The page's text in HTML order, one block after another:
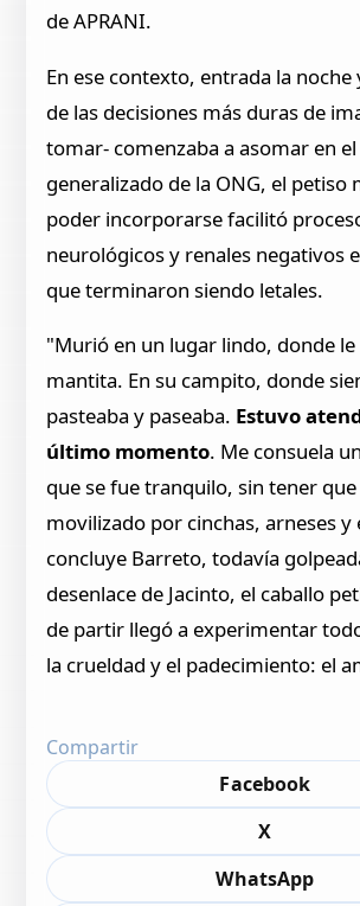
de APRANI.
En ese contexto, entrada la noche
de las decisiones más duras de
tomar- comenzaba a asomar en
generalizado de la ONG, el petiso
poder incorporarse facilitó
neurológicos y renales negativos
que terminaron siendo letales.
"Murió en un lugar lindo, donde
mantita. En su campito, donde
pasteaba y paseaba. Estuvo
último momento. Me consuela
que se fue tranquilo, sin tener
movilizado por cinchas, arneses
concluye Barreto, todavía
desenlace de Jacinto, el caballo
de partir llegó a experimentar
la crueldad y el padecimiento: el
Compartir
Facebook
X
WhatsApp